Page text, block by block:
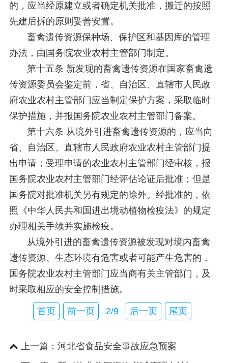
的，应当经原建立或者确定机关批准，搬迁的按照
先建后拆的原则妥善安置。
畜禽遗传资源保种场、保护区和基因库的管理
办法，由国务院农业农村主管部门制定。
第十五条 新发现的畜禽遗传资源在国家畜禽遗
传资源委员会鉴定前，省、自治区、直辖市人民政
府农业农村主管部门应当制定保护方案，采取临时
保护措施，并报国务院农业农村主管部门备案。
第十六条 从境外引进畜禽遗传资源的，应当向
省、自治区、直辖市人民政府农业农村主管部门提
出申请；受理申请的农业农村主管部门经审核，报
国务院农业农村主管部门经评估论证后批准；但是
国务院对批准机关另有规定的除外。经批准的，依
照《中华人民共和国进出境动植物检疫法》的规定
办理相关手续并实施检疫。
从境外引进的畜禽遗传资源被发现对境内畜禽
遗传资源、生态环境有危害或者可能产生危害的，
国务院农业农村主管部门应当商有关主管部门，及
时采取相应的安全控制措施。
首页 前一页 2/9 后一页 尾页
上一篇： 河北省食品安全事故应急预案